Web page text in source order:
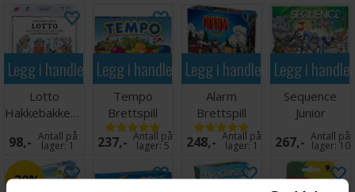
Legg i handlekurven
Lotto
Hakkebakkeskogen
98,- Antall på
lager:1
Legg i handlekurven
Tempo
Brettspill
237,- Antall på
lager:5
Legg i handlekurven
Alarm
Brettspill
248,- Antall på
lager:1
Legg i
Sequence
Junior
Brettspill
267,- Antall på
lager: 10
30%